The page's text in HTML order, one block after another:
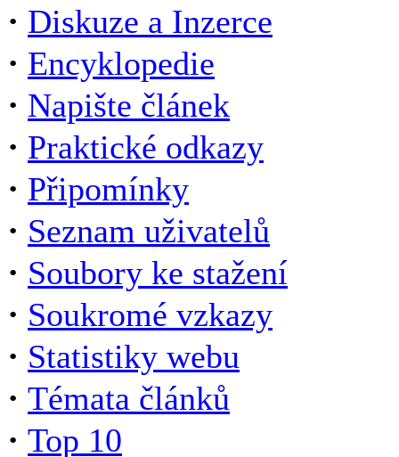
· Diskuze a Inzerce
· Encyklopedie
· Napište článek
· Praktické odkazy
· Připomínky
· Seznam uživatelů
· Soubory ke stažení
· Soukromé vzkazy
· Statistiky webu
· Témata článků
· Top 10